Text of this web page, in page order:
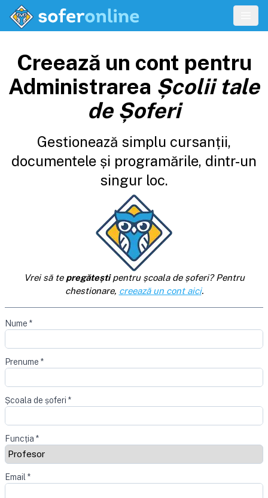
Creează un cont pentru
Administrarea Școlii tale
de Șoferi
Gestionează simplu cursanții,
documentele și programările, dintr-un
singur loc.
Vrei să te pregăteștipentru școala de șoferi? Pentru
chestionare, creează un cont aici.
Nume *
Prenume *
Școala de șoferi *
Funcția *
Email *